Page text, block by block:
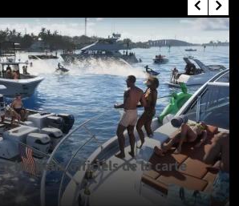
les lieux officiels de la carte